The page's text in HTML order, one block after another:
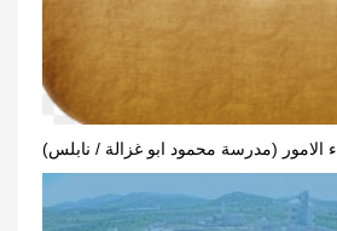
الامور (مدرسة محمود ابو غزالة / نابلس)